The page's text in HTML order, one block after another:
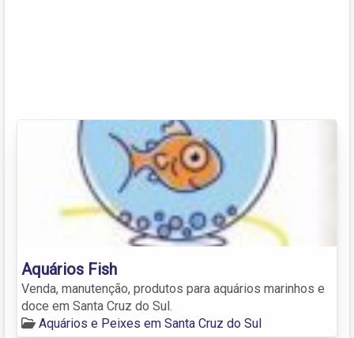
Aquários Fish
Venda, manutenção, produtos para aquários marinhos e
doce em Santa Cruz do Sul.
Aquários e Peixes em Santa Cruz do Sul